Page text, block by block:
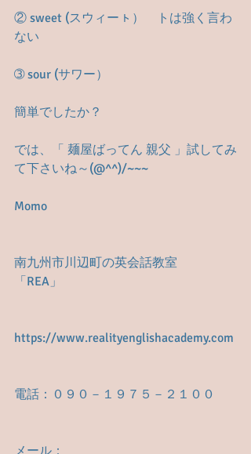
② sweet (スウィーㇳ）　トは強く言わ
ない
➂ sour (サワー）
簡単でしたか？
では、「 麺屋ばってん 親父 」試してみ
て下さいね～(@^^)/~~~
Momo
南九州市川辺町の英会話教室
「REA」
https://www.realityenglishacademy.com
電話：０９０－１９７５－２１００
メール：